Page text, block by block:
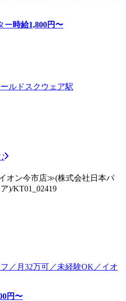
ー時給1,800円〜
ルドスクウェア駅
オン今市店≫(株式会社日本パ
)/KT01_02419
／月32万可／未経験OK／イオ
円〜